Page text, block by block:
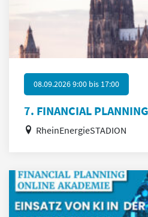
08.09.2026 9:00 bis 17:00
7. FINANCIAL
RheinEnergieSTADION